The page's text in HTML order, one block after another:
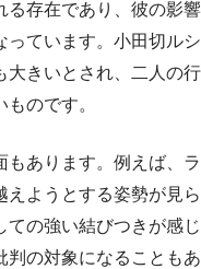
る存在であり、彼の影響
っています。小田切ルシ
大きいとされ、二人の行
のです。
もあります。例えば、ラ
えようとする姿勢が見ら
ての強い結びつきが感じ
判の対象になることもあ